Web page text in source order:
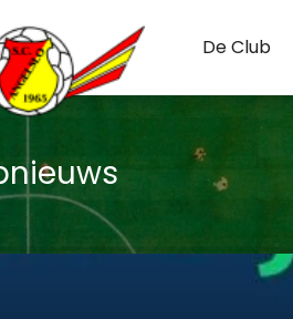
De Club